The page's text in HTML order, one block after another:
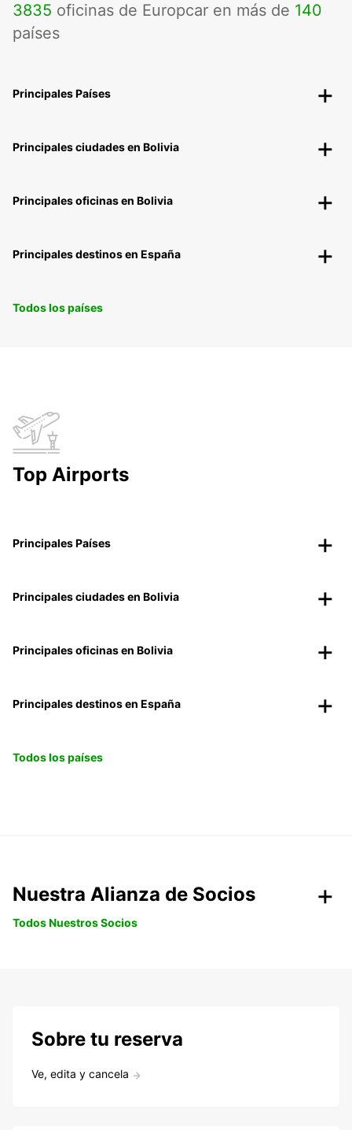
3835 oficinas de Europcar en más de 140
países
Principales Países
Principales ciudades en Bolivia
Principales oficinas en Bolivia
Principales destinos en España
Todos los países
Top Airports
Principales Países
Principales ciudades en Bolivia
Principales oficinas en Bolivia
Principales destinos en España
Todos los países
Nuestra Alianza de Socios
Todos Nuestros Socios
Sobre tu reserva
Ve, edita y cancela